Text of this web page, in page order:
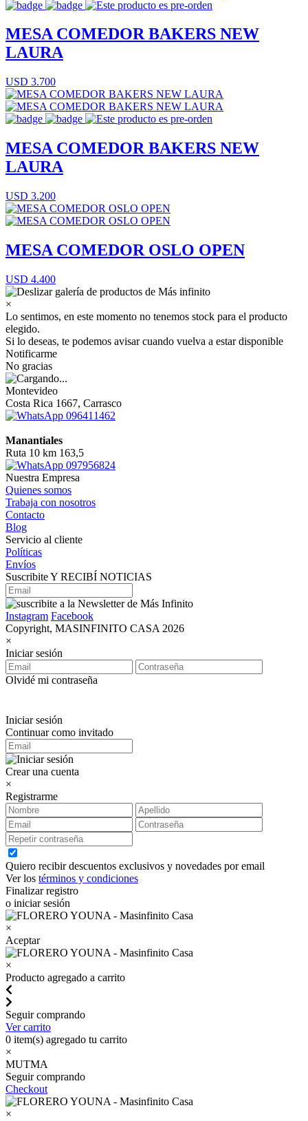
MESA COMEDOR BAKERS NEW
LAURA
USD 3.700
MESA COMEDOR BAKERS NEW
LAURA
USD 3.200
MESA COMEDOR OSLO OPEN
USD 4.400
×
Lo sentimos, en este momento no tenemos stock para el producto
elegido.
Si lo deseas, te podemos avisar cuando vuelva a estar disponible
Notificarme
No gracias
Montevideo
Costa Rica 1667, Carrasco
096411462
Manantiales
Ruta 10 km 163,5
097956824
Nuestra Empresa
Quienes somos
Trabaja con nosotros
Contacto
Blog
Servicio al cliente
Políticas
Envíos
Suscribite Y RECIBÍ NOTICIAS
Instagram Facebook
Copyright, MASINFINITO CASA 2026
×
Iniciar sesión
Olvidé mi contraseña
Iniciar sesión
Continuar como invitado
Crear una cuenta
×
Registrarme
Quiero recibir descuentos exclusivos y novedades por email
Ver los términos y condiciones
Finalizar registro
o iniciar sesión
×
Aceptar
×
Producto agregado a carrito
Seguir comprando
Ver carrito
0 item(s) agregado tu carrito
×
MUTMA
Seguir comprando
Checkout
×